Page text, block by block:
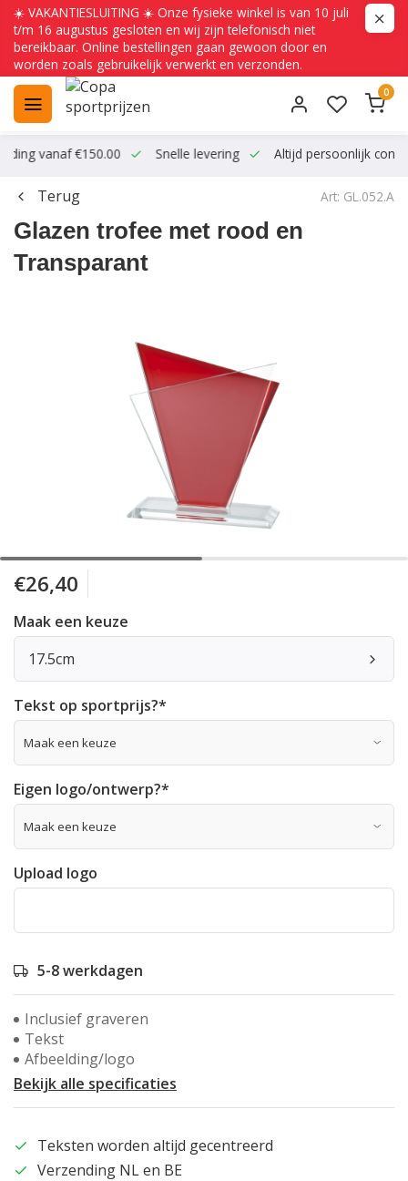
☀️ VAKANTIESLUITING ☀️ Onze fysieke winkel is van 10 juli
t/m 16 augustus gesloten en wij zijn telefonisch niet
bereikbaar. Online bestellingen gaan gewoon door en
worden zoals gebruikelijk verwerkt en verzonden.
0
vanaf €150.00 Snelle levering Altijd persoonlijk
Terug Art: GL.052.A
Glazen trofee met rood en
Transparant
€26,40
Maak een keuze
17.5cm
Tekst op sportprijs?*
Eigen logo/ontwerp?*
Upload logo
5-8 werkdagen
Inclusief graveren
Tekst
Afbeelding/logo
Bekijk alle specificaties
Teksten worden altijd gecentreerd
Verzending NL en BE